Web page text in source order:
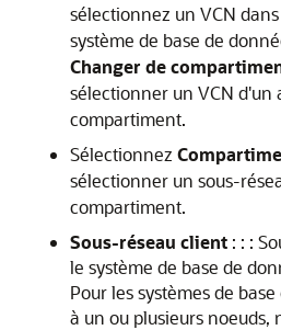
sélectionnez un VCN
système de base de
Changer de
sélectionner un VCN d'un
compartiment.
Sélectionnez
sélectionner un sous-
compartiment.
Sous-réseau client : : :
le système de base de
Pour les systèmes de
à un ou plusieurs noeuds,